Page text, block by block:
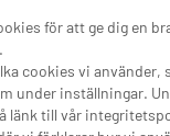
RJ12 port
Pris från
2 000kr
för att ge dig en
cookies vi använder,
under inställningar.
länk till vår